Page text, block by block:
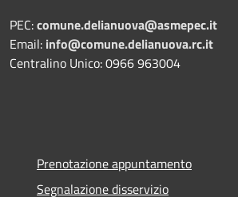
PEC:comune.delianuova@asmepec.it
Email: info@comune.delianuova.rc.it
Centralino Unico: 0966 963004
Prenotazione appuntamento
Segnalazione disservizio